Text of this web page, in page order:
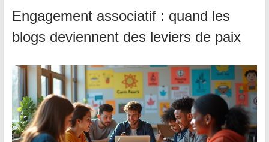
Engagement associatif : quand les
blogs deviennent des leviers de paix